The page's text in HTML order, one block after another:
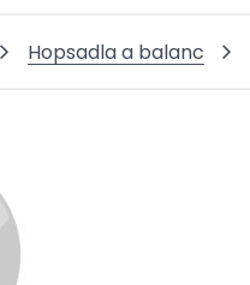
Hopsadla a balanc